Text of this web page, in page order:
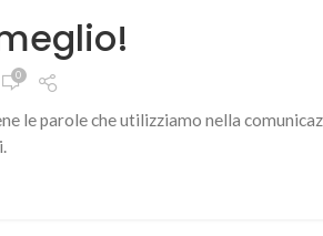
0
le parole che utilizziamo nella